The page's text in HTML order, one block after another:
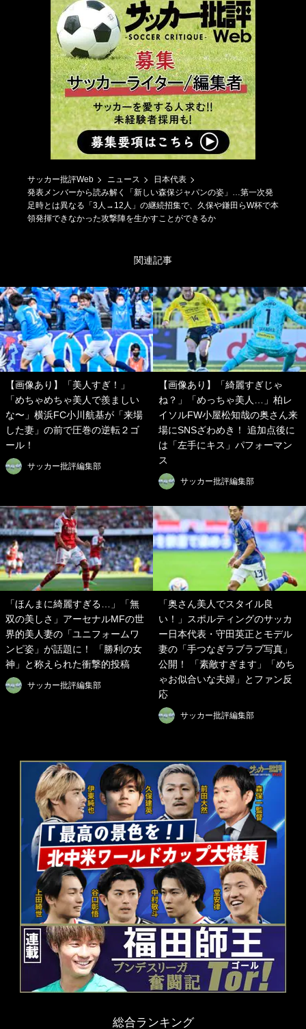
サッカー批評Web ニュース
日本代表
発表メンバーから読み解く「新しい森保ジャパンの姿」…第一次発
足時とは異なる「3人→12人」の継続招集で、久保や鎌田らW杯で本
領発揮できなかった攻撃陣を生かすことができるか
関連記事
【画像あり】「美人すぎ！」
「めちゃめちゃ美人で羨ましい
な〜」横浜FC小川航基が「来場
した妻」の前で圧巻の逆転２ゴ
ール！
サッカー批評編集部
【画像あり】「綺麗すぎじゃ
ね？」「めっちゃ美人…」柏レ
イソルFW小屋松知哉の奥さん来
場にSNSざわめき！ 追加点後に
は「左手にキス」パフォーマン
ス
サッカー批評編集部
「ほんまに綺麗すぎる…」「無
双の美しさ」アーセナルMFの世
界的美人妻の「ユニフォームワ
ンピ姿」が話題に！ 「勝利の女
神」と称えられた衝撃的投稿
サッカー批評編集部
「奥さん美人でスタイル良
い！」スポルティングのサッカ
ー日本代表・守田英正とモデル
妻の「手つなぎラブラブ写真」
公開！ 「素敵すぎます」「めち
ゃお似合いな夫婦」とファン反
応
サッカー批評編集部
総合ランキング